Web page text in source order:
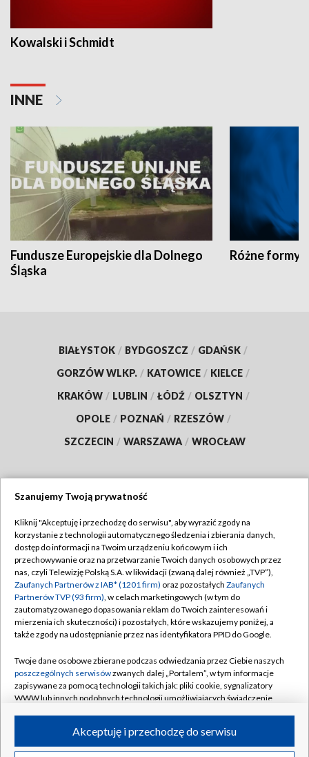
Kowalski i Schmidt
INNE
Fundusze Europejskie dla Dolnego
Śląska
Różne formy
BIAŁYSTOK / BYDGOSZCZ / GDAŃSK /
GORZÓW WLKP. / KATOWICE / KIELCE /
KRAKÓW / LUBLIN / ŁÓDŹ / OLSZTYN /
OPOLE / POZNAŃ / RZESZÓW /
SZCZECIN / WARSZAWA / WROCŁAW
TVP
Abonament TVP
Emisja w TVP
Centrum informacji TVP
Naziemna Telewizja Cyfrowa
Rada Programowa
System NOS
Informacje o nadawcy
Program dla prasy
Regulamin TVP
Polityka prywatności
Moje zgody
Pomoc
Kontakt
Kanały
©2026 Telewizja Polska S.A. w likwidacji
Szanujemy Twoją prywatność
Kliknij "Akceptuję i przechodzę do serwisu", aby wyrazić zgody na
korzystanie z technologii automatycznego śledzenia i zbierania danych,
dostęp do informacji na Twoim urządzeniu końcowym i ich
przechowywanie oraz na przetwarzanie Twoich danych osobowych przez
nas, czyli Telewizję Polską S.A. w likwidacji (zwaną dalej również „TVP”),
Zaufanych Partnerów z IAB* (1201 firm) oraz pozostałych Zaufanych
Partnerów TVP (93 firm), w celach marketingowych (w tym do
zautomatyzowanego dopasowania reklam do Twoich zainteresowań i
mierzenia ich skuteczności) i pozostałych, które wskazujemy poniżej, a
także zgody na udostępnianie przez nas identyfikatora PPID do Google.
Twoje dane osobowe zbierane podczas odwiedzania przez Ciebie naszych
poszczególnych serwisówzwanych dalej „Portalem”, w tym informacje
zapisywane za pomocą technologii takich jak: pliki cookie, sygnalizatory
WWW lub innych podobnych technologii umożliwiających świadczenie
ruchu w Internecie.Akceptuję i przechodzę do serwisu